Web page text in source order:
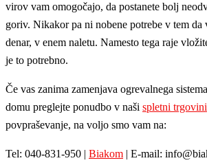
virov vam omogočajo, da postanete bolj
goriv. Nikakor pa ni nobene potrebe v tem da
denar, v enem naletu. Namesto tega raje
je to potrebno.
Če vas zanima zamenjava ogrevalnega
domu preglejte ponudbo v naši spletni trgovini
povpraševanje, na voljo smo vam na:
Tel: 040-831-950 | Biakom | E-mail: